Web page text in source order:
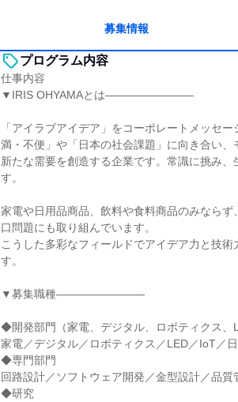
募集情報
プログラム内容
仕事内容
▼IRIS OHYAMAとは――――――――
「アイラブアイデア」をコーポレートメッセ
満・不便」や「日本の社会課題」に向き合い、
新たな需要を創造する企業です。常識に挑み
す。
家電や日用品商品、飲料や食料商品のみなら
口問題にも取り組んでいます。
こうした多彩なフィールドでアイデア力と技
す。
▼募集職種――――――――
◆開発部門（家電、デジタル、ロボティクス、
家電／デジタル／ロボティクス／LED／IoT／
◆専門部門
回路設計／ソフトウェア開発／金型設計／品質
◆研究